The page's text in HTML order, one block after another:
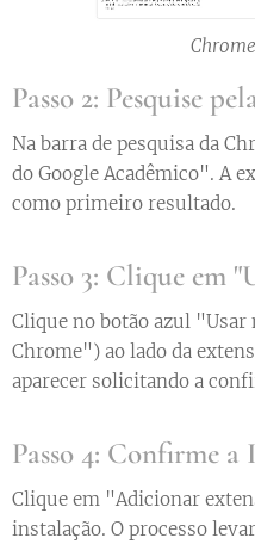
Passo 2: Pesquise
Na barra de pesquisa da
do Google Acadêmico". A
como primeiro resultado.
Passo 3: Clique em
Clique no botão azul
Chrome") ao lado da
aparecer solicitando a
Passo 4: Confirme a
Clique em "Adicionar
instalação. O processo